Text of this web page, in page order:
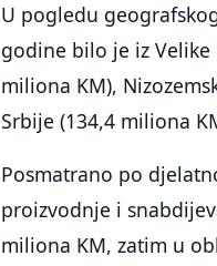
U pogledu
godine bilo je iz Velike
miliona KM),
Srbije (134,4 miliona
Posmatrano po
proizvodnje i
miliona KM, zatim u